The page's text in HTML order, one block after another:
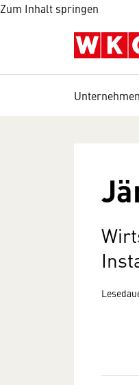
Zum Inhalt springen
Unternehmen